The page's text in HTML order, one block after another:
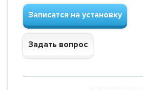
Записатся на установку
Задать вопрос